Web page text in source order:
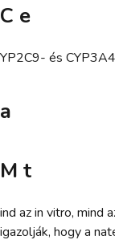
C e
YP2C9- és
a
M t
ind az in vitro, mind
igazolják, hogy a